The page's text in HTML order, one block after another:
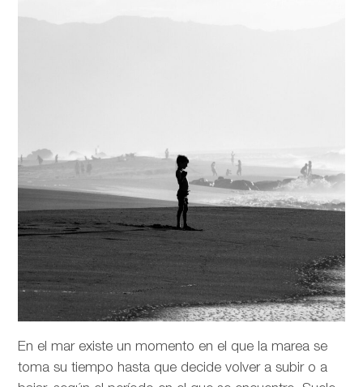
En el mar existe un momento en el que la marea se
toma su tiempo hasta que decide volver a subir o a